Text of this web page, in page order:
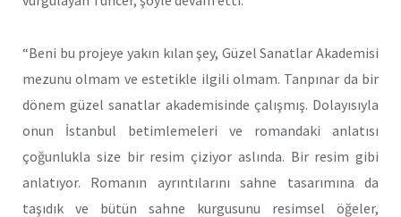
“Beni bu projeye yakın kılan şey, Güzel Sanatlar Akademisi
mezunu olmam ve estetikle ilgili olmam. Tanpınar da bir
dönem güzel sanatlar akademisinde çalışmış. Dolayısıyla
onun İstanbul betimlemeleri ve romandaki anlatısı
çoğunlukla size bir resim çiziyor aslında. Bir resim gibi
anlatıyor. Romanın ayrıntılarını sahne tasarımına da
taşıdık ve bütün sahne kurgusunu resimsel öğeler,